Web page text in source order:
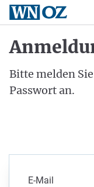
Bitte melden
Passwort an.
E-Mail